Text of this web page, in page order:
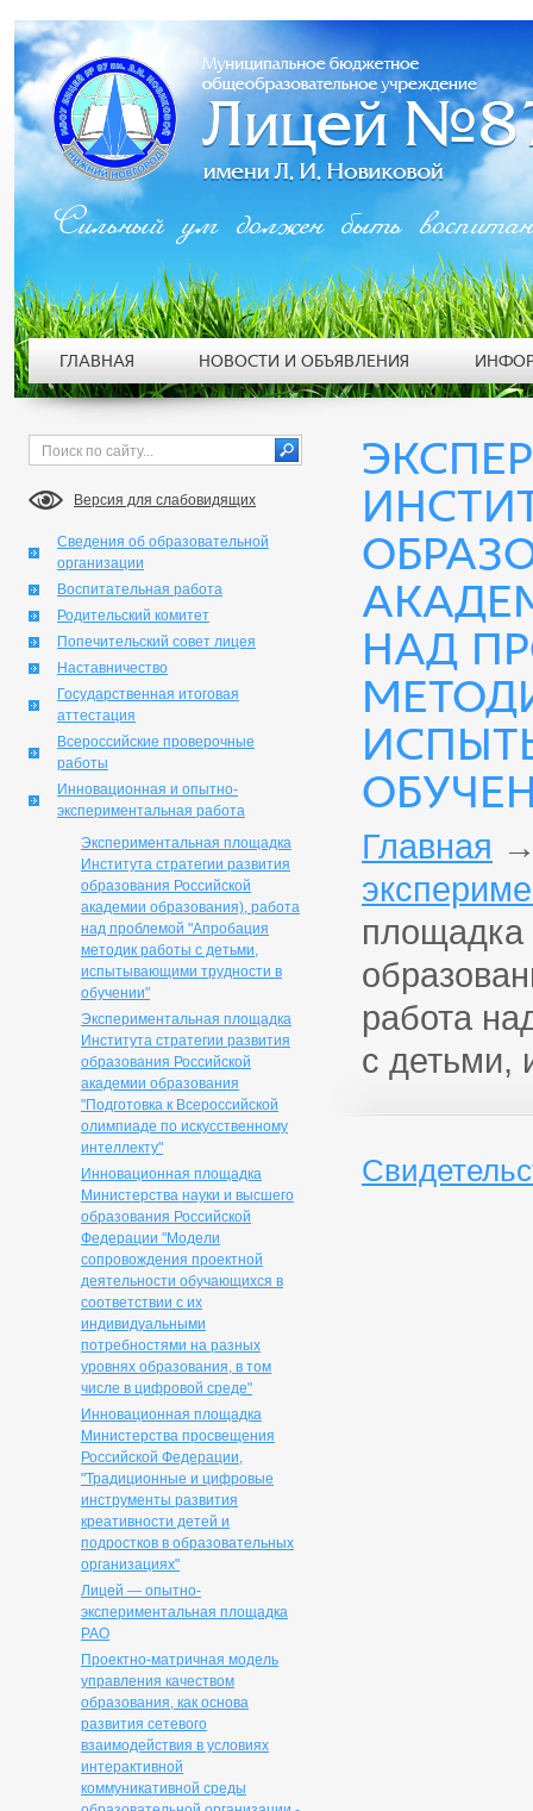
Версия для слабовидящих
Сведения об образовательной
организации
Воспитательная работа
Родительский комитет
Попечительский совет лицея
Наставничество
Государственная итоговая
аттестация
Всероссийские проверочные
работы
Инновационная и опытно-
экспериментальная работа
Экспериментальная площадка
Института стратегии развития
образования Российской
академии образования), работа
над проблемой "Апробация
методик работы с детьми,
испытывающими трудности в
обучении"
Экспериментальная площадка
Института стратегии развития
образования Российской
академии образования
"Подготовка к Всероссийской
олимпиаде по искусственному
интеллекту"
Инновационная площадка
Министерства науки и высшего
образования Российской
Федерации "Модели
сопровождения проектной
деятельности обучающихся в
соответствии с их
индивидуальными
потребностями на разных
уровнях образования, в том
числе в цифровой среде"
Инновационная площадка
Министерства просвещения
Российской Федерации,
"Традиционные и цифровые
инструменты развития
креативности детей и
подростков в образовательных
организациях"
Лицей — опытно-
экспериментальная площадка
РАО
Проектно-матричная модель
управления качеством
образования, как основа
развития сетевого
взаимодействия в условиях
интерактивной
коммуникативной среды
НАД
Главная
площадка
работа
с детьми,
Сильный ум должен быть
ГЛАВНАЯ НОВОСТИ И ОБЪЯВЛЕНИЯ